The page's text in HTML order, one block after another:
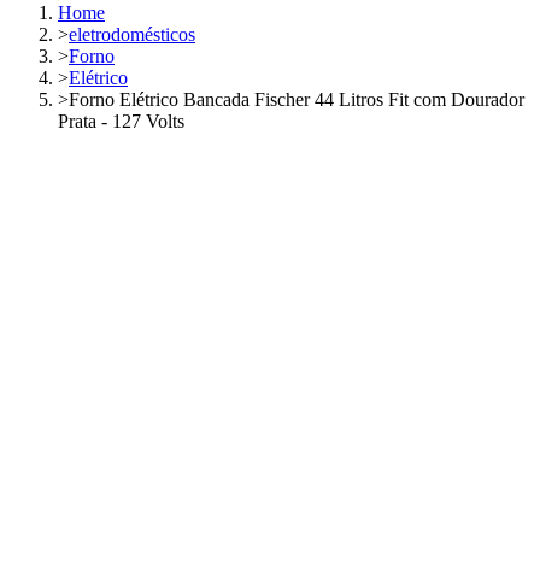
Home
>eletrodomésticos
>Forno
>Elétrico
>Forno Elétrico Bancada Fischer 44 Litros Fit com Dourador
Prata - 127 Volts